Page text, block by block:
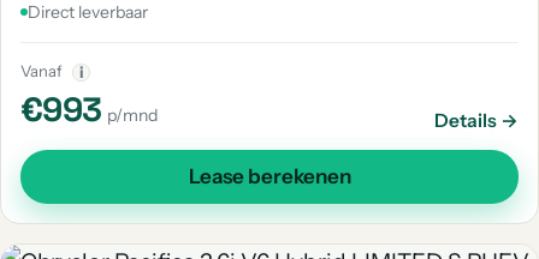
Direct leverbaar
Vanaf i
€993 p/mnd Details →
Lease berekenen